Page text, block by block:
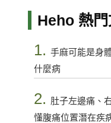
Heho 熱
1. 手麻可能是身
什麼病
2. 肚子左邊痛、
懂腹痛位置潛在疾